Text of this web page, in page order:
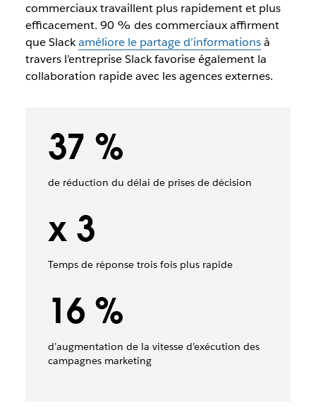
commerciaux travaillent plus rapidementetplus
efficacement. 90 % des commerciaux affirment
que Slackaméliore le partage d’informationsà
travers l’entreprise Slack favorise également la
collaboration rapide avec les agences externes.
37 %
de réduction du délai de prises de décision
x 3
Temps de réponse trois fois plus rapide
16 %
d’augmentation de la vitesse d’exécution des
campagnes marketing